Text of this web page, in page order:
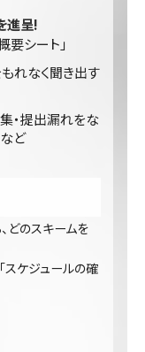
進呈!
要シート」
れなく聞き出す
・提出漏れをな
ど
どのスキームを
スケジュールの確